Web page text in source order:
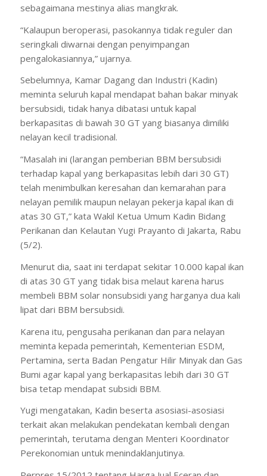
sebagaimana mestinya alias mangkrak.
“Kalaupun beroperasi, pasokannya tidak reguler dan
seringkali diwarnai dengan penyimpangan
pengalokasiannya,” ujarnya.
Sebelumnya, Kamar Dagang dan Industri (Kadin)
meminta seluruh kapal mendapat bahan bakar minyak
bersubsidi, tidak hanya dibatasi untuk kapal
berkapasitas di bawah 30 GT yang biasanya dimiliki
nelayan kecil tradisional.
“Masalah ini (larangan pemberian BBM bersubsidi
terhadap kapal yang berkapasitas lebih dari 30 GT)
telah menimbulkan keresahan dan kemarahan para
nelayan pemilik maupun nelayan pekerja kapal ikan di
atas 30 GT,” kata Wakil Ketua Umum Kadin Bidang
Perikanan dan Kelautan Yugi Prayanto di Jakarta, Rabu
(5/2).
Menurut dia, saat ini terdapat sekitar 10.000 kapal ikan
di atas 30 GT yang tidak bisa melaut karena harus
membeli BBM solar nonsubsidi yang harganya dua kali
lipat dari BBM bersubsidi.
Karena itu, pengusaha perikanan dan para nelayan
meminta kepada pemerintah, Kementerian ESDM,
Pertamina, serta Badan Pengatur Hilir Minyak dan Gas
Bumi agar kapal yang berkapasitas lebih dari 30 GT
bisa tetap mendapat subsidi BBM.
Yugi mengatakan, Kadin beserta asosiasi-asosiasi
terkait akan melakukan pendekatan kembali dengan
pemerintah, terutama dengan Menteri Koordinator
Perekonomian untuk menindaklanjutinya.